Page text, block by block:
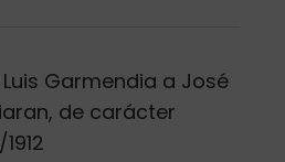
Garmendia a José
de carácter